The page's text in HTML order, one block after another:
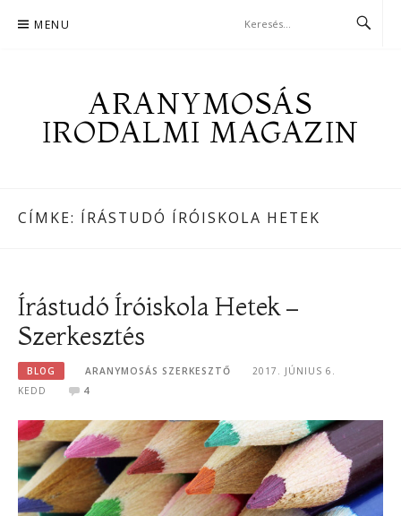
MENU
ARANYMOSÁS
IRODALMI MAGAZIN
CÍMKE: ÍRÁSTUDÓ ÍRÓISKOLA HETEK
Írástudó Íróiskola Hetek –
Szerkesztés
BLOG ARANYMOSÁS SZERKESZTŐ
2017. JÚNIUS 6.
KEDD
4